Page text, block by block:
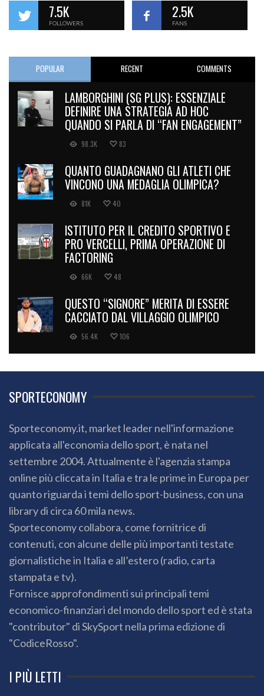
7.5K
FOLLOWERS
2.5K
FANS
POPULAR RECENT COMMENTS
LAMBORGHINI (SG PLUS): ESSENZIALE
DEFINIRE UNA STRATEGIA AD HOC
QUANDO SI PARLA DI “FAN ENGAGEMENT”
98.3K 83
QUANTO GUADAGNANO GLI ATLETI CHE
VINCONO UNA MEDAGLIA OLIMPICA?
81K 40
ISTITUTO PER IL CREDITO SPORTIVO E
PRO VERCELLI, PRIMA OPERAZIONE DI
FACTORING
66K 48
QUESTO “SIGNORE” MERITA DI ESSERE
CACCIATO DAL VILLAGGIO OLIMPICO
56.4K 106
SPORTECONOMY
Sporteconomy.it, market leader nell'informazione
applicata all'economia dello sport, è nata nel
settembre 2004. Attualmente è l'agenzia stampa
online più cliccata in Italia e tra le prime in Europa per
quanto riguarda i temi dello sport-business, con una
library di circa 60 mila news.
Sporteconomy collabora, come fornitrice di
contenuti, con alcune delle più importanti testate
giornalistiche in Italia e all’estero (radio, carta
stampata e tv).
Fornisce approfondimenti sui principali temi
economico-finanziari del mondo dello sport ed è stata
"contributor" di SkySport nella prima edizione di
"CodiceRosso".
I PIÙ LETTI